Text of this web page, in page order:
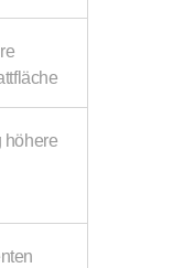
höhere